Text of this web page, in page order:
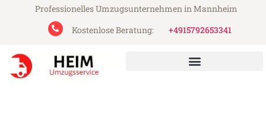
Professionelles Umzugsunternehmen in Mannheim
Kostenlose Beratung:
+4915792653341